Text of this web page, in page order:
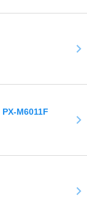
M6011F